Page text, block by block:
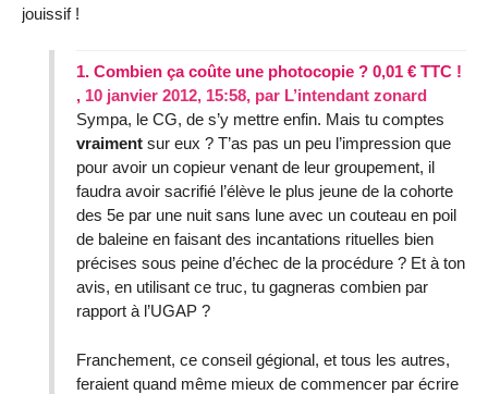
jouissif !
1. Combien ça coûte une photocopie ? 0,01 € TTC !
, 10 janvier 2012, 15:58, par L’intendant zonard
Sympa, le CG, de s’y mettre enfin. Mais tu comptes
vraiment sur eux ? T’as pas un peu l’impression que
pour avoir un copieur venant de leur groupement, il
faudra avoir sacrifié l’élève le plus jeune de la cohorte
des 5e par une nuit sans lune avec un couteau en poil
de baleine en faisant des incantations rituelles bien
précises sous peine d’échec de la procédure ? Et à ton
avis, en utilisant ce truc, tu gagneras combien par
rapport à l’UGAP ?
Franchement, ce conseil gégional, et tous les autres,
feraient quand même mieux de commencer par écrire